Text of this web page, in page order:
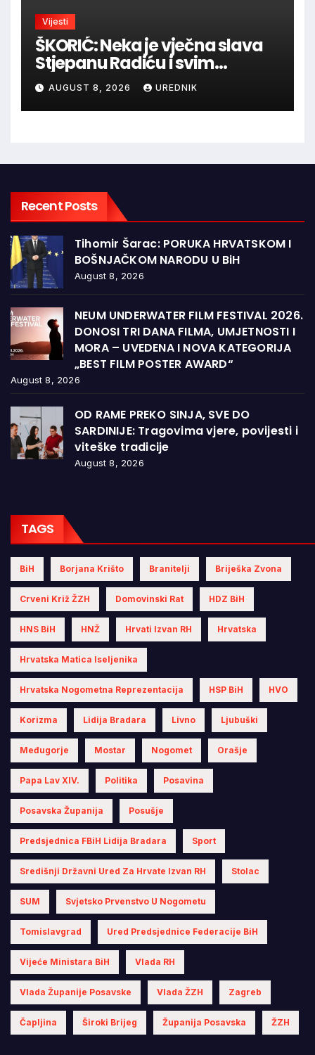
Vijesti
ŠKORIĆ: Neka je vječna slava
Stjepanu Radiću i svim
hrvatskim velikanima, a
vječna zahvalnost hrvatskim
braniteljima
AUGUST 8, 2026 UREDNIK
Recent Posts
Tihomir Šarac: PORUKA HRVATSKOM I
BOŠNJAČKOM NARODU U BiH
August 8, 2026
NEUM UNDERWATER FILM FESTIVAL 2026.
DONOSI TRI DANA FILMA, UMJETNOSTI I
MORA – UVEDENA I NOVA KATEGORIJA
„BEST FILM POSTER AWARD“
August 8, 2026
OD RAME PREKO SINJA, SVE DO
SARDINIJE: Tragovima vjere, povijesti i
viteške tradicije
August 8, 2026
TAGS
BiH Borjana Krišto Branitelji Briješka Zvona
Crveni Križ ŽZH Domovinski Rat HDZ BiH
HNS BiH HNŽ Hrvati Izvan RH Hrvatska
Hrvatska Matica Iseljenika
Hrvatska Nogometna Reprezentacija HSP BiH HVO
Korizma Lidija Bradara Livno Ljubuški
Međugorje Mostar Nogomet Orašje
Papa Lav XIV. Politika Posavina
Posavska Županija Posušje
Predsjednica FBiH Lidija Bradara Sport
Središnji Državni Ured Za Hrvate Izvan RH Stolac
SUM Svjetsko Prvenstvo U Nogometu
Tomislavgrad Ured Predsjednice Federacije BiH
Vijeće Ministara BiH Vlada RH
Vlada Županije Posavske Vlada ŽZH Zagreb
Čapljina Široki Brijeg Županija Posavska ŽZH